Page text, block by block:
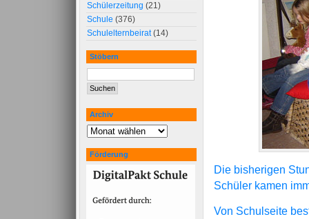
Die bisherigen
Schüler kamen
Von Schulseite
Schülerzeitung (21)
Schule (376)
Schulelternbeirat(14)
Stöbern
Archiv
Förderung